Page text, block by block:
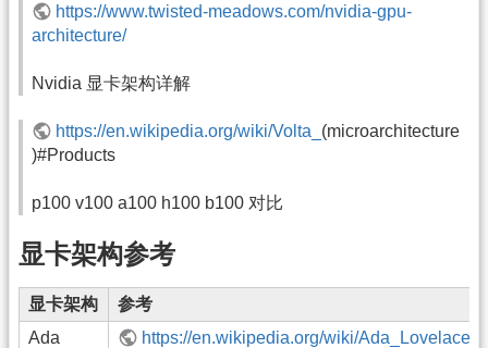
https://www.twisted-meadows.com/nvidia-gpu-
architecture/
Nvidia 显卡架构详解
https://en.wikipedia.org/wiki/Volta_ (microarchitecture
)#Products
p100 v100 a100 h100 b100 对比
显卡架构参考
显卡架构
参考
Ada
https://en.wikipedia.org/wiki/Ada_Lovelace_